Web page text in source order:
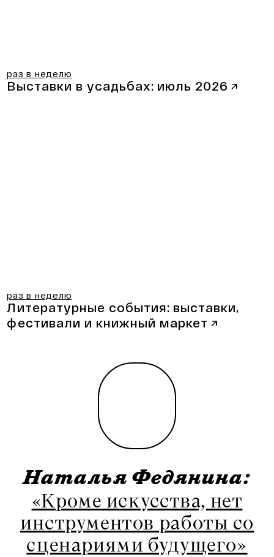
раз в неделю
Выставки в усадьбах: июль 2026 ↗
раз в неделю
Литературные события: выставки,
фестивали и книжный маркет ↗
Наталья Федянина:
«Кроме искусства, нет
инструментов работы со
сценариями будущего»